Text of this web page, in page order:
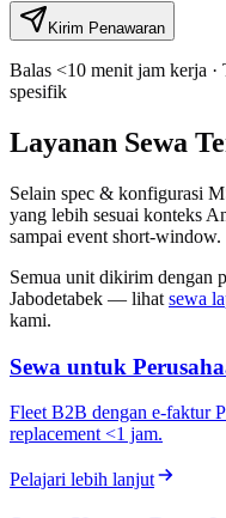
Kirim Penawaran
Balas <10 menit jam kerja ·
spesifik
Layanan Sewa
Selain spec & konfigurasi
yang lebih sesuai konteks
sampai event short-window.
Semua unit dikirim dengan
Jabodetabek — lihat sewa
kami.
Sewa untuk
Fleet B2B dengan e-faktur
replacement <1 jam.
Pelajari lebih lanjut